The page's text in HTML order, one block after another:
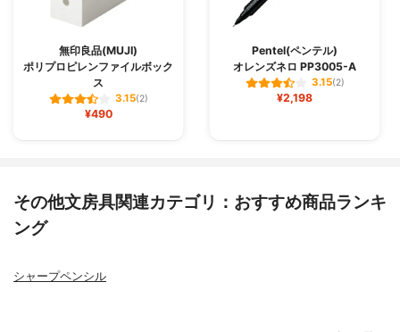
無印良品(MUJI)
ポリプロピレンファイルボック
ス
3.15(2)
¥490
Pentel(ペンテル)
オレンズネロ PP3005-A
3.15(2)
¥2,198
その他文房具関連カテゴリ：おすすめ商品ランキ
ング
シャープペンシル